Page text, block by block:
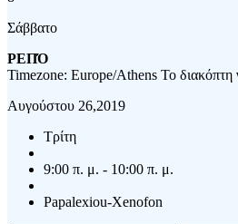
Σάββατο
ΡΕΠΌ
Timezone: Europe/Athens Το διακόπτη
Αυγούστου 26,2019
Τρίτη
9:00 π. μ. - 10:00 π. μ.
Papalexiou-Xenofon